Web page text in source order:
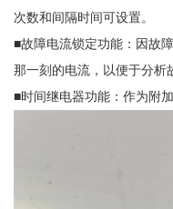
次数和间隔时间可设置。
■故障电流锁定功能：因故
那一刻的电流，以便于分析
■时间继电器功能：作为附